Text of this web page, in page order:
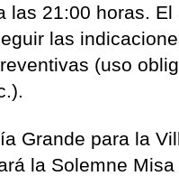
las 21:00 horas.
las
(uso
Grande para la
la Solemne